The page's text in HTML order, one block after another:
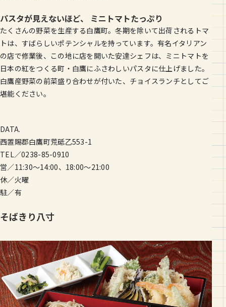
パスタが見えないほど、 ミニトマトたっぷり
たくさんの野菜を生産する白鷹町。冬期を除いて出荷されるトマ
トは、すばらしいポテンシャルを持っています。有名イタリアン
の店で修業後、この地に店を開いた安達シェフは、ミニトマトを
日本の紅をつくる町・白鷹にふさわしいパスタに仕上げました。
白鷹産野菜の前菜盛り合わせが付いた、チョイスランチとしてご
堪能ください。
DATA.
西置賜郡白鷹町荒砥乙553-1
TEL／0238-85-0910
営／11:30～14:00、18:00～21:00
休／火曜
駐／有
そばきり八寸